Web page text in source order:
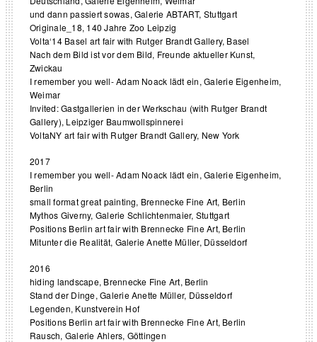
und dann passiert sowas, Galerie ABTART, Stuttgart
Originale_18, 140 Jahre Zoo Leipzig
Volta‘14 Basel art fair with Rutger Brandt Gallery, Basel
Nach dem Bild ist vor dem Bild, Freunde aktueller Kunst,
Zwickau
I remember you well- Adam Noack lädt ein, Galerie Eigenheim,
Weimar
Invited: Gastgallerien in der Werkschau (with Rutger Brandt
Gallery), Leipziger Baumwollspinnerei
VoltaNY art fair with Rutger Brandt Gallery, New York
2017
I remember you well- Adam Noack lädt ein, Galerie Eigenheim,
Berlin
small format great painting, Brennecke Fine Art, Berlin
Mythos Giverny, Galerie Schlichtenmaier, Stuttgart
Positions Berlin art fair with Brennecke Fine Art, Berlin
Mitunter die Realität, Galerie Anette Müller, Düsseldorf
2016
hiding landscape, Brennecke Fine Art, Berlin
Stand der Dinge, Galerie Anette Müller, Düsseldorf
Legenden, Kunstverein Hof
Positions Berlin art fair with Brennecke Fine Art, Berlin
Rausch, Galerie Ahlers, Göttingen